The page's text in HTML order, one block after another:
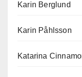
Karin Berglund
Karin Påhlsson
Katarina